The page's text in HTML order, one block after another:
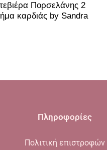
Πορσελάνης 2
καρδιάς by Sandra
Πληροφορίες
Πολιτική επιστροφών